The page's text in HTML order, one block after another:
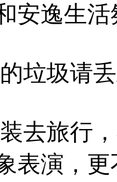
安逸生活
圾请丢
旅行，
表演，